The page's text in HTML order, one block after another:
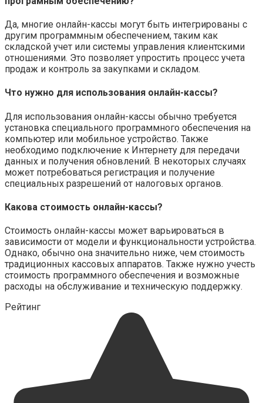
Да, многие онлайн-кассы могут быть интегрированы с
другим программным обеспечением, таким как
складской учет или системы управления клиентскими
отношениями. Это позволяет упростить процесс учета
продаж и контроль за закупками и складом.
Что нужно для использования онлайн-кассы?
Для использования онлайн-кассы обычно требуется
установка специального программного обеспечения на
компьютер или мобильное устройство. Также
необходимо подключение к Интернету для передачи
данных и получения обновлений. В некоторых случаях
может потребоваться регистрация и получение
специальных разрешений от налоговых органов.
Какова стоимость онлайн-кассы?
Стоимость онлайн-кассы может варьироваться в
зависимости от модели и функциональности устройства.
Однако, обычно она значительно ниже, чем стоимость
традиционных кассовых аппаратов. Также нужно учесть
стоимость программного обеспечения и возможные
расходы на обслуживание и техническую поддержку.
Рейтинг